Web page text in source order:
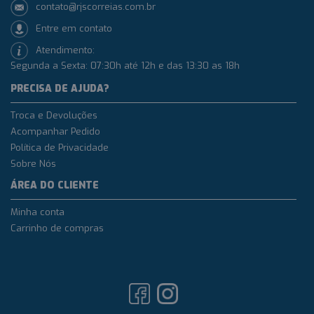
contato@rjscorreias.com.br
Entre em contato
Atendimento:
Segunda a Sexta: 07:30h até 12h e das 13:30 as 18h
PRECISA DE AJUDA?
Troca e Devoluções
Acompanhar Pedido
Política de Privacidade
Sobre Nós
ÁREA DO CLIENTE
Minha conta
Carrinho de compras